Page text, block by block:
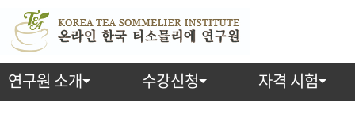
연구원 소개 수강신청 자격 시험